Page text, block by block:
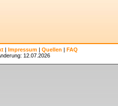
| Impressum | Quellen | FAQ
12.07.2026